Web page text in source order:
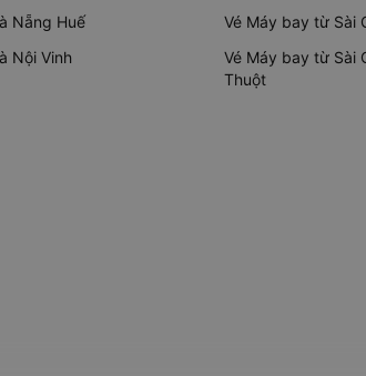
Nẵng Huế
Nội Vinh
Vé Máy bay từ Sài
Vé Máy bay từ Sài
Thuột